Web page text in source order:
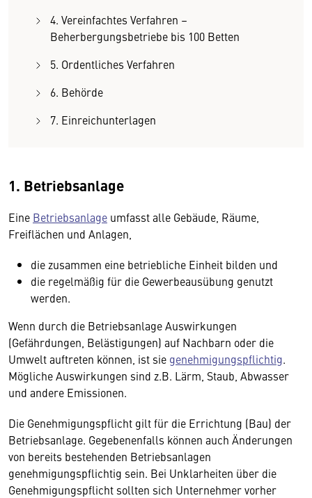
4. Vereinfachtes Verfahren –
Beherbergungsbetriebe bis 100 Betten
5. Ordentliches Verfahren
6. Behörde
7. Einreichunterlagen
1. Betriebsanlage
Eine Betriebsanlage umfasst alle Gebäude, Räume,
Freiflächen und Anlagen,
die zusammen eine betriebliche Einheit bilden und
die regelmäßig für die Gewerbeausübung genutzt
werden.
Wenn durch die Betriebsanlage Auswirkungen
(Gefährdungen, Belästigungen) auf Nachbarn oder die
Umwelt auftreten können, ist sie genehmigungspflichtig.
Mögliche Auswirkungen sind z.B. Lärm, Staub, Abwasser
und andere Emissionen.
Die Genehmigungspflicht gilt für die Errichtung (Bau) der
Betriebsanlage. Gegebenenfalls können auch Änderungen
von bereits bestehenden Betriebsanlagen
genehmigungspflichtig sein. Bei Unklarheiten über die
Genehmigungspflicht sollten sich Unternehmer vorher